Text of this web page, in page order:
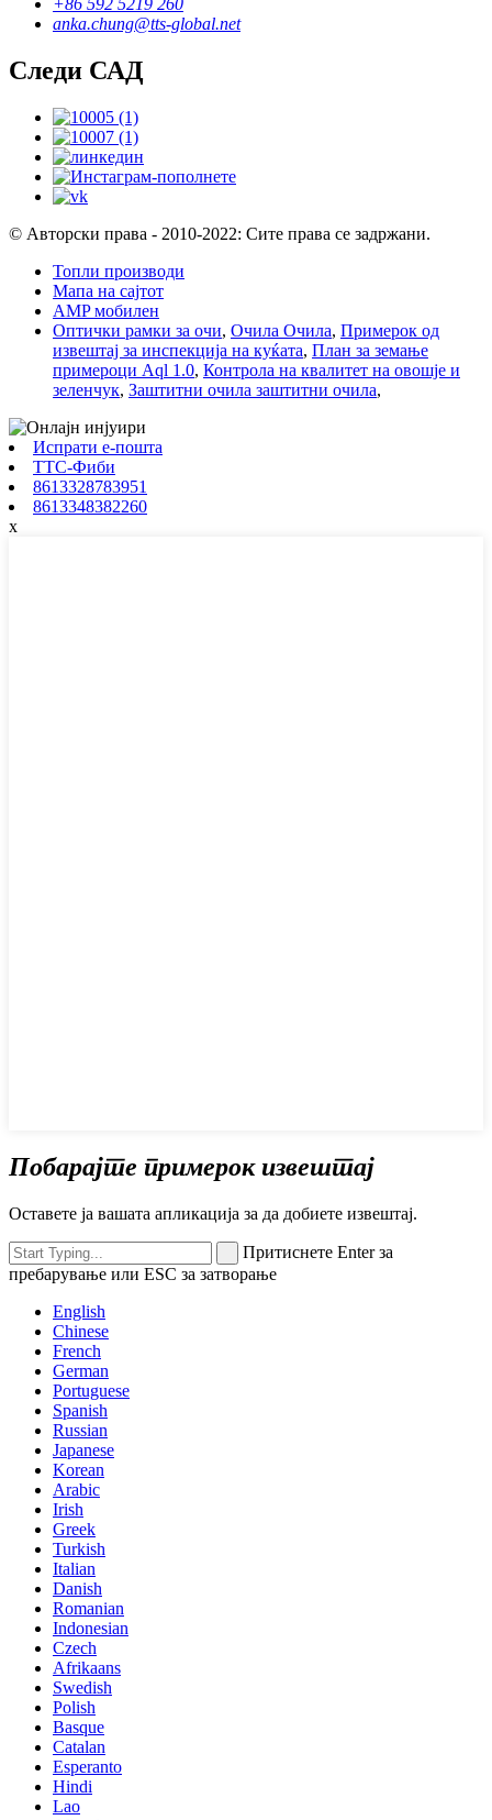
+86 592 5219 260
anka.chung@tts-global.net
Следи САД
© Авторски права - 2010-2022: Сите права се задржани.
Топли производи
Мапа на сајтот
AMP мобилен
Оптички рамки за очи, Очила Очила, Примерок од
извештај за инспекција на куќата, План за земање
примероци Aql 1.0, Контрола на квалитет на овошје и
зеленчук, Заштитни очила заштитни очила,
Испрати е-пошта
ТТС-Фиби
8613328783951
8613348382260
x
Побарајте примерок извештај
Оставете ја вашата апликација за да добиете извештај.
Притиснете Enter за
пребарување или ESC за затворање
English
Chinese
French
German
Portuguese
Spanish
Russian
Japanese
Korean
Arabic
Irish
Greek
Turkish
Italian
Danish
Romanian
Indonesian
Czech
Afrikaans
Swedish
Polish
Basque
Catalan
Esperanto
Hindi
Lao